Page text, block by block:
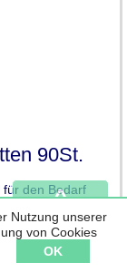
90St.
für den Bedarf
aus der
schon
^
back to top
Nutzung unserer
von Cookies
OK